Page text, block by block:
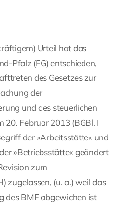
Urteil hat das
Pfalz (FG) entschieden,
des Gesetzes zur
der
und des steuerlichen
20. Februar 2013 (BGBl. I
der »Arbeitsstätte« und
»Betriebsstätte« geändert
zum
zugelassen, (u. a.) weil das
des BMF abgewichen ist